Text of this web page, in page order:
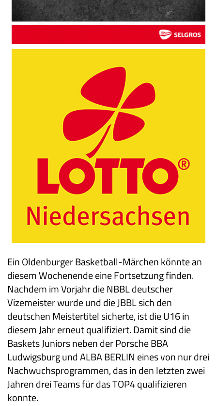
Ein Oldenburger Basketball-Märchen könnte an
diesem Wochenende eine Fortsetzung finden.
Nachdem im Vorjahr die NBBL deutscher
Vizemeister wurde und die JBBL sich den
deutschen Meistertitel sicherte, ist die U16 in
diesem Jahr erneut qualifiziert. Damit sind die
Baskets Juniors neben der Porsche BBA
Ludwigsburg und ALBA BERLIN eines von nur drei
Nachwuchsprogrammen, das in den letzten zwei
Jahren drei Teams für das TOP4 qualifizieren
konnte.